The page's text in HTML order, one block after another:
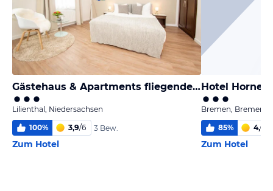
Gästehaus & Apartments fliegendes Perlhuhn Borgfeld
Lilienthal, Niedersachsen
100% 3,9/6 3 Bew.
Zum Hotel
Hotel Horner
Bremen, Bremen
85% 4,6
Zum Hotel